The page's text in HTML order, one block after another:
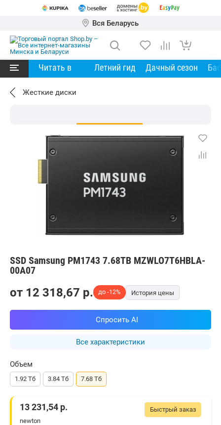
Вся Беларусь
Читать в Летний гид Дачный сезон
Жесткие диски
SSD Samsung PM1743 7.68TB MZWLO7T6HBLA-
00A07
Все характеристики
Объем
1.92 Тб 3.84 Тб 7.68 Тб
от 12 318,67 p. до -12% История цены
Спросить AI
Быстрый заказ
13 231,54 р.
newton